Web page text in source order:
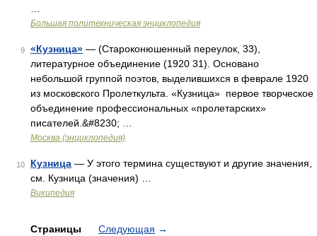
Большая политехническая энциклопедия
9 «Кузница» — (Староконюшенный переулок, 33),
литературное объединение (1920 31). Основано
небольшой группой поэтов, выделившихся в феврале 1920
из московского Пролеткульта. «Кузница» первое творческое
объединение профессиональных «пролетарских»
писателей.&#8230; …
Москва (энциклопедия)
10 Кузница — У этого термина существуют и другие значения,
см. Кузница (значения) …
Википедия
Страницы Следующая →